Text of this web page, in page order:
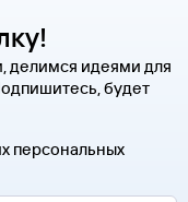
делимся идеями для
будет
персональных